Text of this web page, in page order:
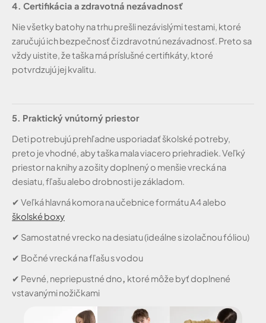
4. Certifikácia a zdravotná nezávadnosť
Nie všetky batohy na trhu prešli nezávislými testami, ktoré
zaručujú ich bezpečnosť či zdravotnú nezávadnosť. Preto sa
vždy uistite, že taška má príslušné certifikáty, ktoré
potvrdzujú jej kvalitu.
5. Praktický vnútorný priestor
Deti potrebujú prehľadne usporiadať školské potreby,
preto je vhodné, aby taška mala viacero priehradiek. Veľký
priestor na knihy a zošity doplnený o menšie vrecká na
desiatu, fľašu alebo drobnosti je základom.
✔ Veľká hlavná komora na učebnice formátu A4 alebo
školské boxy
✔ Samostatné vrecko na desiatu (ideálne s izolačnou fóliou)
✔ Bočné vrecká na fľašu s vodou
✔ Pevné, nepriepustné dno, ktoré môže byť doplnené
vstavanými nožičkami